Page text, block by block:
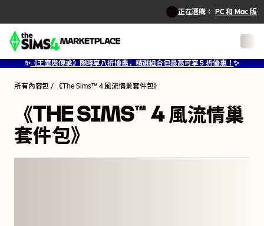
正在選購： PC 和 Mac 版
✨《王室與傳承》限時享八折優惠，精選組合包最高可享 5 折優惠！✨
所有內容包 / 《The Sims™ 4 風流情巢套件包》
《THE SIMS™ 4 風流情巢
套件包》